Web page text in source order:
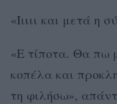
«Ίιιιι και μετά η
«Ε τίποτα. Θα πω
κοπέλα και
τη φιλήσω»,